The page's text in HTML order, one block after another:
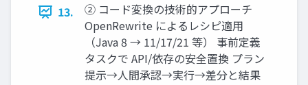
13.
② コード変換の技術的アプローチ
OpenRewrite によるレシピ適⽤
（Java 8 → 11/17/21 等） 事前定義
タスクで API/依存の安全置換 プラン
提⽰→⼈間承認→実⾏→差分と結果